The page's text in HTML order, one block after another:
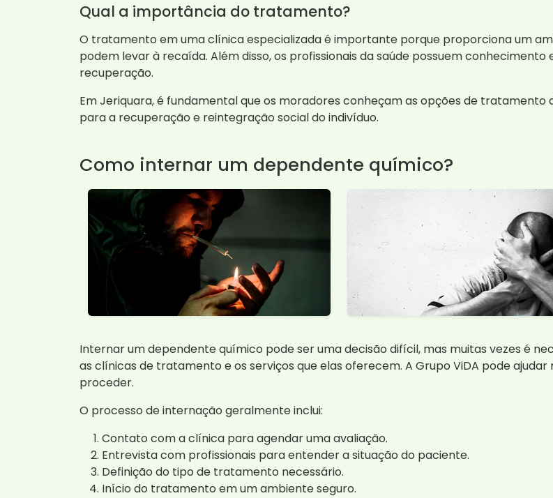
Qual a importância do tratamento?
O tratamento em uma clínica especializada é importante porque proporciona um
podem levar à recaída. Além disso, os profissionais da saúde possuem
recuperação.
Em Jeriquara, é fundamental que os moradores conheçam as opções de tratamento
para a recuperação e reintegração social do indivíduo.
Como internar um dependente químico?
Internar um dependente químico pode ser uma decisão difícil, mas muitas vezes é
as clínicas de tratamento e os serviços que elas oferecem. A Grupo ViDA pode
proceder.
O processo de internação geralmente inclui:
Contato com a clínica para agendar uma avaliação.
Entrevista com profissionais para entender a situação do paciente.
Definição do tipo de tratamento necessário.
Início do tratamento em um ambiente seguro.